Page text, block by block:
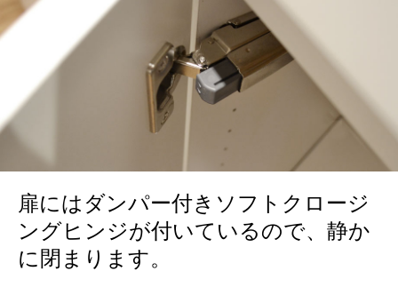
扉にはダンパー付きソフトクロージ
ングヒンジが付いているので、静か
に閉まります。